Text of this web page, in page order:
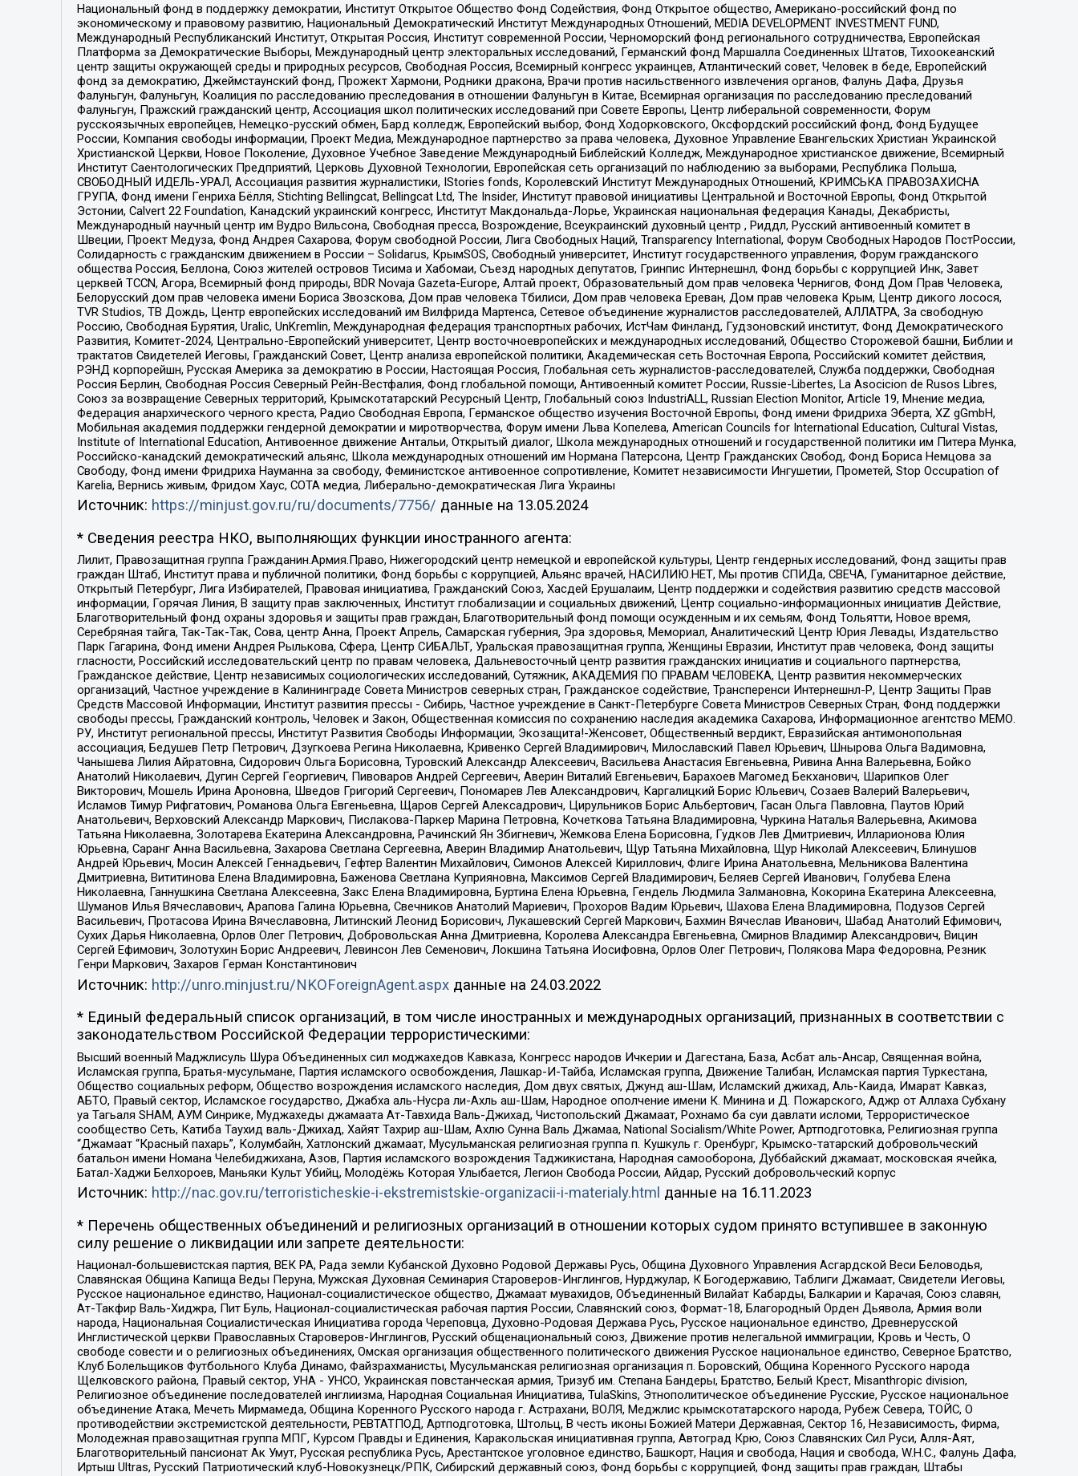
Национальный фонд в поддержку демократии, Институт Открытое Общество Фонд Содействия, Фонд Открытое общество, Американо-российский фонд по
экономическому и правовому развитию, Национальный Демократический Институт Международных Отношений, MEDIA DEVELOPMENT INVESTMENT FUND,
Международный Республиканский Институт, Открытая Россия, Институт современной России, Черноморский фонд регионального сотрудничества, Европейская
Платформа за Демократические Выборы, Международный центр электоральных исследований, Германский фонд Маршалла Соединенных Штатов, Тихоокеанский
центр защиты окружающей среды и природных ресурсов, Свободная Россия, Всемирный конгресс украинцев, Атлантический совет, Человек в беде, Европейский
фонд за демократию, Джеймстаунский фонд, Прожект Хармони, Родники дракона, Врачи против насильственного извлечения органов, Фалунь Дафа, Друзья
Фалуньгун, Фалуньгун, Коалиция по расследованию преследования в отношении Фалуньгун в Китае, Всемирная организация по расследованию преследований
Фалуньгун, Пражский гражданский центр, Ассоциация школ политических исследований при Совете Европы, Центр либеральной современности, Форум
русскоязычных европейцев, Немецко-русский обмен, Бард колледж, Европейский выбор, Фонд Ходорковского, Оксфордский российский фонд, Фонд Будущее
России, Компания свободы информации, Проект Медиа, Международное партнерство за права человека, Духовное Управление Евангельских Христиан Украинской
Христианской Церкви, Новое Поколение, Духовное Учебное Заведение Международный Библейский Колледж, Международное христианское движение, Всемирный
Институт Саентологических Предприятий, Церковь Духовной Технологии, Европейская сеть организаций по наблюдению за выборами, Республика Польша,
СВОБОДНЫЙ ИДЕЛЬ-УРАЛ, Ассоциация развития журналистики, IStories fonds, Королевский Институт Международных Отношений, КРИМСЬКА ПРАВОЗАХИСНА
ГРУПА, Фонд имени Генриха Бёлля, Stichting Bellingcat, Bellingcat Ltd, The Insider, Институт правовой инициативы Центральной и Восточной Европы, Фонд Открытой
Эстонии, Calvert 22 Foundation, Канадский украинский конгресс, Институт Макдональда-Лорье, Украинская национальная федерация Канады, Декабристы,
Международный научный центр им Вудро Вильсона, Свободная пресса, Возрождение, Всеукраинский духовный центр , Риддл, Русский антивоенный комитет в
Швеции, Проект Медуза, Фонд Андрея Сахарова, Форум свободной России, Лига Свободных Наций, Transparеncy International, Форум Свободных Народов ПостРоссии,
Солидарность с гражданским движением в России – Solidarus, КрымSOS, Свободный университет, Институт государственного управления, Форум гражданского
общества Россия, Беллона, Союз жителей островов Тисима и Хабомаи, Съезд народных депутатов, Гринпис Интернешнл, Фонд борьбы с коррупцией Инк, Завет
церквей TCCN, Агора, Всемирный фонд природы, BDR Novaja Gazeta-Europe, Алтай проект, Образовательный дом прав человека Чернигов, Фонд Дом Прав Человека,
Белорусский дом прав человека имени Бориса Звозскова, Дом прав человека Тбилиси, Дом прав человека Ереван, Дом прав человека Крым, Центр дикого лосося,
TVR Studios, ТВ Дождь, Центр европейских исследований им Вилфрида Мартенса, Сетевое объединение журналистов расследователей, АЛЛАТРА, За свободную
Россию, Свободная Бурятия, Uralic, UnKremlin, Международная федерация транспортных рабочих, ИстЧам Финланд, Гудзоновский институт, Фонд Демократического
Развития, Комитет-2024, Центрально-Европейский университет, Центр восточноевропейских и международных исследований, Общество Сторожевой башни, Библии и
трактатов Свидетелей Иеговы, Гражданский Совет, Центр анализа европейской политики, Академическая сеть Восточная Европа, Российский комитет действия,
РЭНД корпорейшн, Русская Америка за демократию в России, Настоящая Россия, Глобальная сеть журналистов-расследователей, Служба поддержки, Свободная
Россия Берлин, Свободная Россия Северный Рейн-Вестфалия, Фонд глобальной помощи, Антивоенный комитет России, Russie-Libertes, La Asocicion de Rusos Libres,
Союз за возвращение Северных территорий, Крымскотатарский Ресурсный Центр, Глобальный союз IndustriALL, Russian Election Monitor, Article 19, Мнение медиа,
Федерация анархического черного креста, Радио Свободная Европа, Германское общество изучения Восточной Европы, Фонд имени Фридриха Эберта, XZ gGmbH,
Мобильная академия поддержки гендерной демократии и миротворчества, Форум имени Льва Копелева, American Councils for International Education, Cultural Vistas,
Institute of International Education, Антивоенное движение Антальи, Открытый диалог, Школа международных отношений и государственной политики им Питера Мунка,
Российско-канадский демократический альянс, Школа международных отношений им Нормана Патерсона, Центр Гражданских Свобод, Фонд Бориса Немцова за
Свободу, Фонд имени Фридриха Науманна за свободу, Феминистское антивоенное сопротивление, Комитет независимости Ингушетии, Прометей, Stop Occupation of
Karelia, Вернись живым, Фридом Хаус, СОТА медиа, Либерально-демократическая Лига Украины
Источник: https://minjust.gov.ru/ru/documents/7756/ данные на 13.05.2024
* Сведения реестра НКО, выполняющих функции иностранного агента:
Лилит, Правозащитная группа Гражданин.Армия.Право, Нижегородский центр немецкой и европейской культуры, Центр гендерных исследований, Фонд защиты прав
граждан Штаб, Институт права и публичной политики, Фонд борьбы с коррупцией, Альянс врачей, НАСИЛИЮ.НЕТ, Мы против СПИДа, СВЕЧА, Гуманитарное действие,
Открытый Петербург, Лига Избирателей, Правовая инициатива, Гражданский Союз, Хасдей Ерушалаим, Центр поддержки и содействия развитию средств массовой
информации, Горячая Линия, В защиту прав заключенных, Институт глобализации и социальных движений, Центр социально-информационных инициатив Действие,
Благотворительный фонд охраны здоровья и защиты прав граждан, Благотворительный фонд помощи осужденным и их семьям, Фонд Тольятти, Новое время,
Серебряная тайга, Так-Так-Так, Сова, центр Анна, Проект Апрель, Самарская губерния, Эра здоровья, Мемориал, Аналитический Центр Юрия Левады, Издательство
Парк Гагарина, Фонд имени Андрея Рылькова, Сфера, Центр СИБАЛЬТ, Уральская правозащитная группа, Женщины Евразии, Институт прав человека, Фонд защиты
гласности, Российский исследовательский центр по правам человека, Дальневосточный центр развития гражданских инициатив и социального партнерства,
Гражданское действие, Центр независимых социологических исследований, Сутяжник, АКАДЕМИЯ ПО ПРАВАМ ЧЕЛОВЕКА, Центр развития некоммерческих
организаций, Частное учреждение в Калининграде Совета Министров северных стран, Гражданское содействие, Трансперенси Интернешнл-Р, Центр Защиты Прав
Средств Массовой Информации, Институт развития прессы - Сибирь, Частное учреждение в Санкт-Петербурге Совета Министров Северных Стран, Фонд поддержки
свободы прессы, Гражданский контроль, Человек и Закон, Общественная комиссия по сохранению наследия академика Сахарова, Информационное агентство МЕМО.
РУ, Институт региональной прессы, Институт Развития Свободы Информации, Экозащита!-Женсовет, Общественный вердикт, Евразийская антимонопольная
ассоциация, Бедушев Петр Петрович, Дзугкоева Регина Николаевна, Кривенко Сергей Владимирович, Милославский Павел Юрьевич, Шнырова Ольга Вадимовна,
Чанышева Лилия Айратовна, Сидорович Ольга Борисовна, Туровский Александр Алексеевич, Васильева Анастасия Евгеньевна, Ривина Анна Валерьевна, Бойко
Анатолий Николаевич, Дугин Сергей Георгиевич, Пивоваров Андрей Сергеевич, Аверин Виталий Евгеньевич, Барахоев Магомед Бекханович, Шарипков Олег
Викторович, Мошель Ирина Ароновна, Шведов Григорий Сергеевич, Пономарев Лев Александрович, Каргалицкий Борис Юльевич, Созаев Валерий Валерьевич,
Исламов Тимур Рифгатович, Романова Ольга Евгеньевна, Щаров Сергей Алексадрович, Цирульников Борис Альбертович, Гасан Ольга Павловна, Паутов Юрий
Анатольевич, Верховский Александр Маркович, Пислакова-Паркер Марина Петровна, Кочеткова Татьяна Владимировна, Чуркина Наталья Валерьевна, Акимова
Татьяна Николаевна, Золотарева Екатерина Александровна, Рачинский Ян Збигневич, Жемкова Елена Борисовна, Гудков Лев Дмитриевич, Илларионова Юлия
Юрьевна, Саранг Анна Васильевна, Захарова Светлана Сергеевна, Аверин Владимир Анатольевич, Щур Татьяна Михайловна, Щур Николай Алексеевич, Блинушов
Андрей Юрьевич, Мосин Алексей Геннадьевич, Гефтер Валентин Михайлович, Симонов Алексей Кириллович, Флиге Ирина Анатольевна, Мельникова Валентина
Дмитриевна, Вититинова Елена Владимировна, Баженова Светлана Куприяновна, Максимов Сергей Владимирович, Беляев Сергей Иванович, Голубева Елена
Николаевна, Ганнушкина Светлана Алексеевна, Закс Елена Владимировна, Буртина Елена Юрьевна, Гендель Людмила Залмановна, Кокорина Екатерина Алексеевна,
Шуманов Илья Вячеславович, Арапова Галина Юрьевна, Свечников Анатолий Мариевич, Прохоров Вадим Юрьевич, Шахова Елена Владимировна, Подузов Сергей
Васильевич, Протасова Ирина Вячеславовна, Литинский Леонид Борисович, Лукашевский Сергей Маркович, Бахмин Вячеслав Иванович, Шабад Анатолий Ефимович,
Сухих Дарья Николаевна, Орлов Олег Петрович, Добровольская Анна Дмитриевна, Королева Александра Евгеньевна, Смирнов Владимир Александрович, Вицин
Сергей Ефимович, Золотухин Борис Андреевич, Левинсон Лев Семенович, Локшина Татьяна Иосифовна, Орлов Олег Петрович, Полякова Мара Федоровна, Резник
Генри Маркович, Захаров Герман Константинович
Источник: http://unro.minjust.ru/NKOForeignAgent.aspxданные на 24.03.2022
* Единый федеральный список организаций, в том числе иностранных и международных организаций, признанных в соответствии с
законодательством Российской Федерации террористическими:
Высший военный Маджлисуль Шура Объединенных сил моджахедов Кавказа, Конгресс народов Ичкерии и Дагестана, База, Асбат аль-Ансар, Священная война,
Исламская группа, Братья-мусульмане, Партия исламского освобождения, Лашкар-И-Тайба, Исламская группа, Движение Талибан, Исламская партия Туркестана,
Общество социальных реформ, Общество возрождения исламского наследия, Дом двух святых, Джунд аш-Шам, Исламский джихад, Аль-Каида, Имарат Кавказ,
АБТО, Правый сектор, Исламское государство, Джабха аль-Нусра ли-Ахль аш-Шам, Народное ополчение имени К. Минина и Д. Пожарского, Аджр от Аллаха Субхану
уа Тагьаля SHAM, АУМ Синрике, Муджахеды джамаата Ат-Тавхида Валь-Джихад, Чистопольский Джамаат, Рохнамо ба суи давлати исломи, Террористическое
сообщество Сеть, Катиба Таухид валь-Джихад, Хайят Тахрир аш-Шам, Ахлю Сунна Валь Джамаа, National Socialism/White Power, Артподготовка, Религиозная группа
“Джамаат “Красный пахарь”, Колумбайн, Хатлонский джамаат, Мусульманская религиозная группа п. Кушкуль г. Оренбург, Крымско-татарский добровольческий
батальон имени Номана Челебиджихана, Азов, Партия исламского возрождения Таджикистана, Народная самооборона, Дуббайский джамаат, московская ячейка,
Батал-Хаджи Белхороев, Маньяки Культ Убийц, Молодёжь Которая Улыбается, Легион Свобода России, Айдар, Русский добровольческий корпус
Источник: http://nac.gov.ru/terroristicheskie-i-ekstremistskie-organizacii-i-materialy.html данные на 16.11.2023
* Перечень общественных объединений и религиозных организаций в отношении которых судом принято вступившее в законную
силу решение о ликвидации или запрете деятельности:
Национал-большевистская партия, ВЕК РА, Рада земли Кубанской Духовно Родовой Державы Русь, Община Духовного Управления Асгардской Веси Беловодья,
Славянская Община Капища Веды Перуна, Мужская Духовная Семинария Староверов-Инглингов, Нурджулар, К Богодержавию, Таблиги Джамаат, Свидетели Иеговы,
Русское национальное единство, Национал-социалистическое общество, Джамаат мувахидов, Объединенный Вилайат Кабарды, Балкарии и Карачая, Союз славян,
Ат-Такфир Валь-Хиджра, Пит Буль, Национал-социалистическая рабочая партия России, Славянский союз, Формат-18, Благородный Орден Дьявола, Армия воли
народа, Национальная Социалистическая Инициатива города Череповца, Духовно-Родовая Держава Русь, Русское национальное единство, Древнерусской
Инглистической церкви Православных Староверов-Инглингов, Русский общенациональный союз, Движение против нелегальной иммиграции, Кровь и Честь, О
свободе совести и о религиозных объединениях, Омская организация общественного политического движения Русское национальное единство, Северное Братство,
Клуб Болельщиков Футбольного Клуба Динамо, Файзрахманисты, Мусульманская религиозная организация п. Боровский, Община Коренного Русского народа
Щелковского района, Правый сектор, УНА - УНСО, Украинская повстанческая армия, Тризуб им. Степана Бандеры, Братство, Белый Крест, Misanthropic division,
Религиозное объединение последователей инглиизма, Народная Социальная Инициатива, TulaSkins, Этнополитическое объединение Русские, Русское национальное
объединение Атака, Мечеть Мирмамеда, Община Коренного Русского народа г. Астрахани, ВОЛЯ, Меджлис крымскотатарского народа, Рубеж Севера, ТОЙС, О
противодействии экстремистской деятельности, РЕВТАТПОД, Артподготовка, Штольц, В честь иконы Божией Матери Державная, Сектор 16, Независимость, Фирма,
Молодежная правозащитная группа МПГ, Курсом Правды и Единения, Каракольская инициативная группа, Автоград Крю, Союз Славянских Сил Руси, Алля-Аят,
Благотворительный пансионат Ак Умут, Русская республика Русь, Арестантское уголовное единство, Башкорт, Нация и свобода, Нация и свобода, W.H.С., Фалунь Дафа,
Иртыш Ultras, Русский Патриотический клуб-Новокузнецк/РПК, Сибирский державный союз, Фонд борьбы с коррупцией, Фонд защиты прав граждан, Штабы